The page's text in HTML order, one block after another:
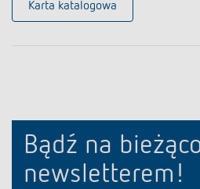
Karta katalogowa
Bądź na
newsletterem!